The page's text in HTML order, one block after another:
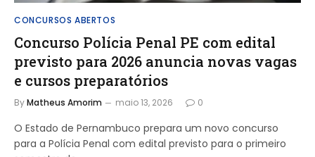
CONCURSOS ABERTOS
Concurso Polícia Penal PE com edital
previsto para 2026 anuncia novas vagas
e cursos preparatórios
ByMatheus Amorim maio 13, 2026 0
O Estado de Pernambuco prepara um novo concurso
para a Polícia Penal com edital previsto para o primeiro